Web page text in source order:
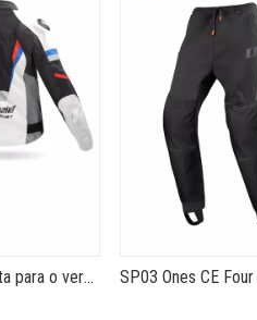
SJ05 Jaqueta de motocicleta para o verão Equipamento de pilotagem ventilado e seguro